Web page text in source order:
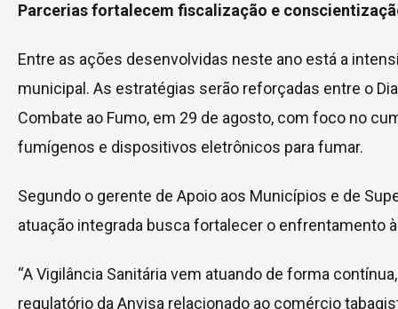
Parcerias fortalecem fiscalização e
Entre as ações desenvolvidas neste ano está a
municipal. As estratégias serão reforçadas entre o
Combate ao Fumo, em 29 de agosto, com foco no
fumígenos e dispositivos eletrônicos para fumar.
Segundo o gerente de Apoio aos Municípios e de
atuação integrada busca fortalecer o enfrentamento
“A Vigilância Sanitária vem atuando de forma
regulatório da Anvisa relacionado ao comércio